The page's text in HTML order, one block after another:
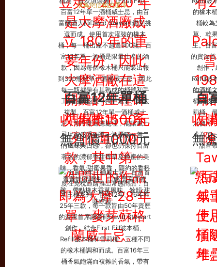
百富12年單桶
百
收購價:1500元
無盒價:1000元
收
無